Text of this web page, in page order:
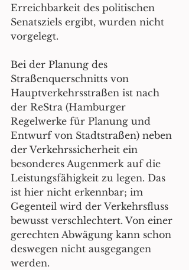
Erreichbarkeit des politischen
Senatsziels ergibt, wurden nicht
vorgelegt.
Bei der Planung des
Straßenquerschnitts von
Hauptverkehrsstraßen ist nach
der ReStra (Hamburger
Regelwerke für Planung und
Entwurf von Stadtstraßen) neben
der Verkehrssicherheit ein
besonderes Augenmerk auf die
Leistungsfähigkeit zu legen. Das
ist hier nicht erkennbar; im
Gegenteil wird der Verkehrsfluss
bewusst verschlechtert. Von einer
gerechten Abwägung kann schon
deswegen nicht ausgegangen
werden.